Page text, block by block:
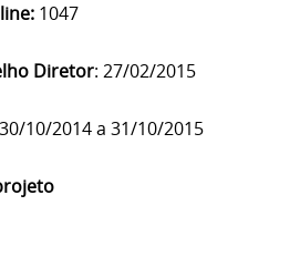
1047
Diretor: 27/02/2015
30/10/2014 a 31/10/2015